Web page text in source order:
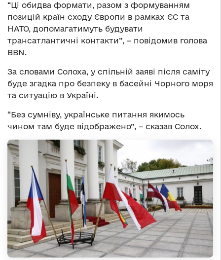
“Ці обидва формати, разом з формуванням
позицій країн сходу Європи в рамках ЄС та
НАТО, допомагатимуть будувати
трансатлантичні контакти”, – повідомив голова
BBN.
За словами Солоха, у спільній заяві після саміту
буде згадка про безпеку в басейні Чорного моря
та ситуацію в Україні.
“Без сумніву, українське питання якимось
чином там буде відображено”, – сказав Солох.